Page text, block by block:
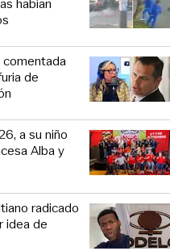
habían
comentada
de
a su niño
Alba y
radicado
idea de